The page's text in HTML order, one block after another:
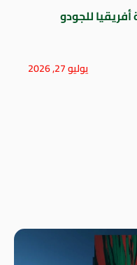
للجودو
يوليو 27, 2026